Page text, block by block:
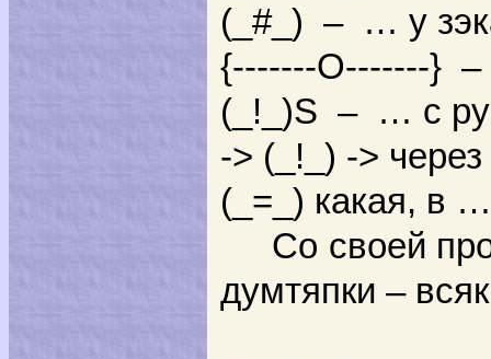
(_#_) – … у
{-------O-------} –
(_!_)S – … с
-> (_!_) ->
(_=_) какая, в
Со своей
думтяпки –